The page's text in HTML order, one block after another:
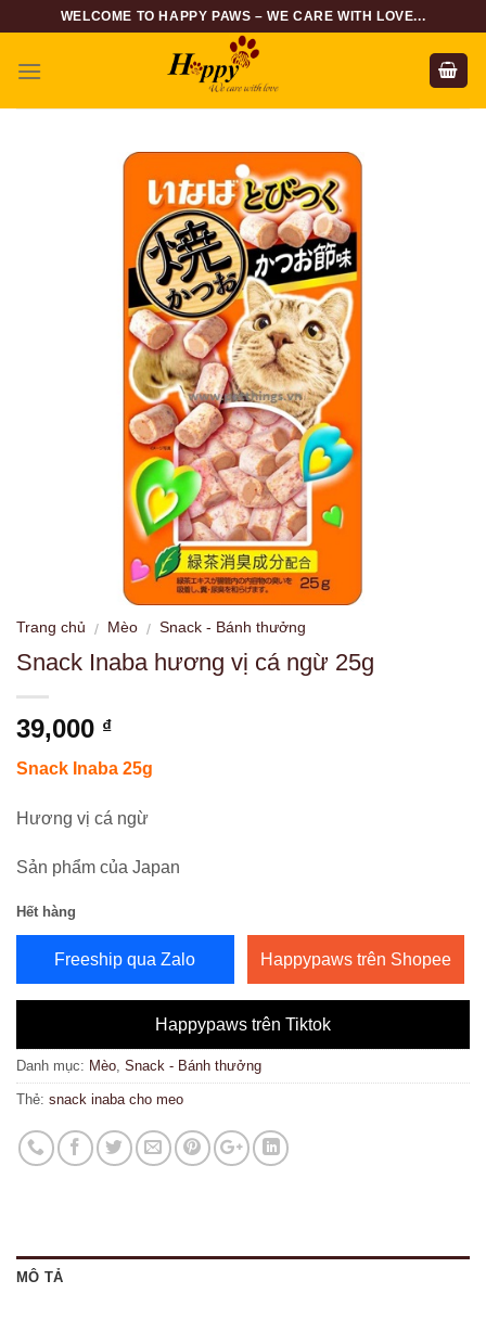
content
WELCOME TO HAPPY PAWS – WE CARE WITH LOVE...
Trang chủ / Mèo / Snack - Bánh thưởng
Snack Inaba hương vị cá ngừ 25g
39,000 ₫
Snack Inaba 25g
Hương vị cá ngừ
Sản phẩm của Japan
Hết hàng
Freeship qua Zalo Happypaws trên Shopee
Happypaws trên Tiktok
Danh mục: Mèo Snack - Bánh thưởng
Thẻ: snack inaba cho meo
MÔ TẢ